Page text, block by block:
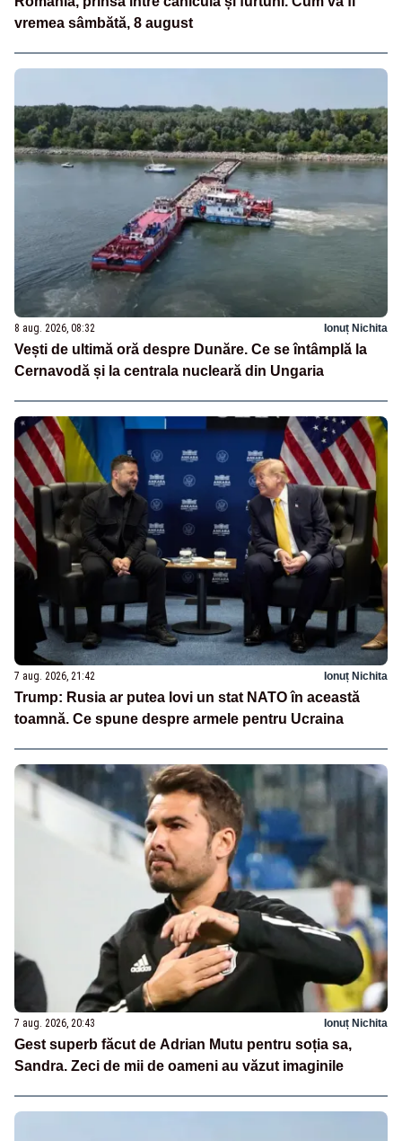
vremea sâmbătă, 8 august
8 aug. 2026, 08:32 Ionuț Nichita
Vești de ultimă oră despre Dunăre. Ce se întâmplă la
Cernavodă și la centrala nucleară din Ungaria
7 aug. 2026, 21:42 Ionuț Nichita
Trump: Rusia ar putea lovi un stat NATO în această
toamnă. Ce spune despre armele pentru Ucraina
7 aug. 2026, 20:43 Ionuț Nichita
Gest superb făcut de Adrian Mutu pentru soția sa,
Sandra. Zeci de mii de oameni au văzut imaginile